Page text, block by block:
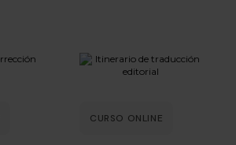
CURSO ONLINE